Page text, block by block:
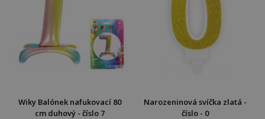
Wiky Balónek nafukovací 80
cm duhový - číslo 7
Narozeninová svíčka zlatá -
číslo - 0